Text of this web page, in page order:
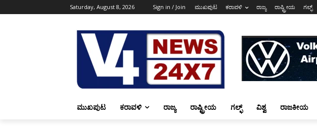
Saturday, August 8, 2026 Sign in / Join ಮುಖಪುಟ ಕರಾವಳಿ ರಾಜ್ಯ ರಾಷ್ಟ್ರೀಯ ಗಲ್ಫ್
ಮುಖಪುಟ ಕರಾವಳಿ ರಾಜ್ಯ ರಾಷ್ಟ್ರೀಯ ಗಲ್ಫ್ ವಿಶ್ವ ರಾಜಕೀಯ